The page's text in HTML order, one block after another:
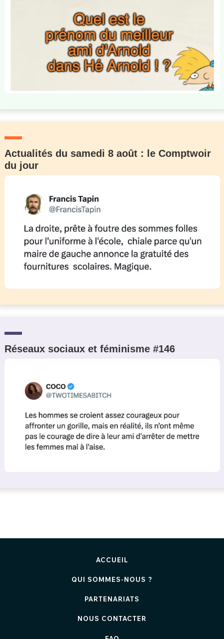
Actualités du samedi 8 août : le Comptwoir
du jour
Réseaux sociaux et féminisme #146
ACCUEIL
QUI SOMMES-NOUS ?
PARTENARIATS
NOUS CONTACTER